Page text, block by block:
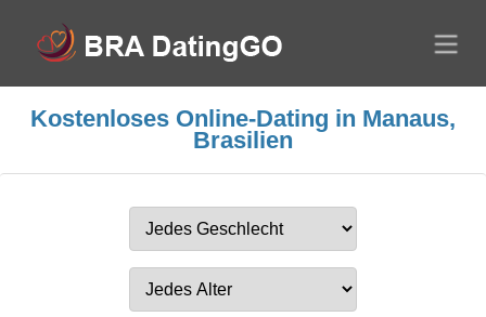
Kostenloses Online-Dating in Manaus,
Brasilien